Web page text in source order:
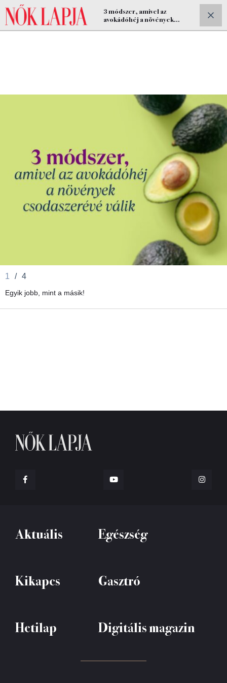
ELŐFIZETEK
3 módszer, amivel az
avokádóhéj a növények
1 / 4
Egyik jobb, mint a másik!
Aktuális Egészség
Kikapcs Gasztró
Hetilap Digitális magazin